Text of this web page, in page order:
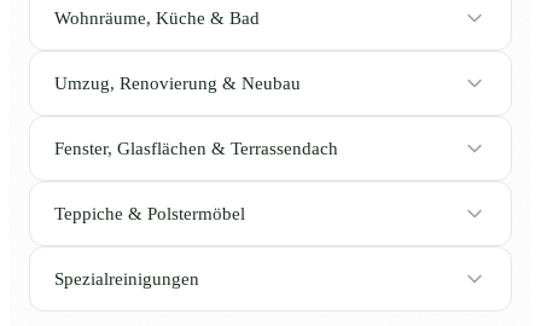
Wohnräume, Küche & Bad
Umzug, Renovierung & Neubau
Fenster, Glasflächen & Terrassendach
Teppiche & Polstermöbel
Spezialreinigungen